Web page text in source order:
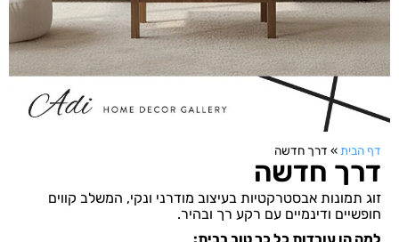
דף הבית » דרך חדשה
דרך חדשה
זוג תמונות אבסטרקטיות בעיצוב מודרני ונקי, המשלב קווים
חופשיים ודינמיים עם רקע רך ובהיר.